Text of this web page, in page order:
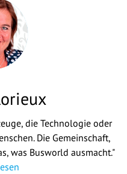
die Technologie oder
Die Gemeinschaft,
was Busworld ausmacht."